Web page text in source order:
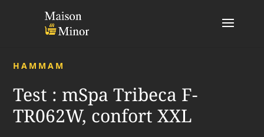
HAMMAM
Test : mSpa Tribeca F-
TR062W, confort XXL